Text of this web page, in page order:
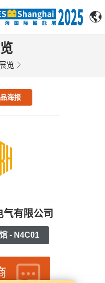
览
海报
有限公司
- N4C01